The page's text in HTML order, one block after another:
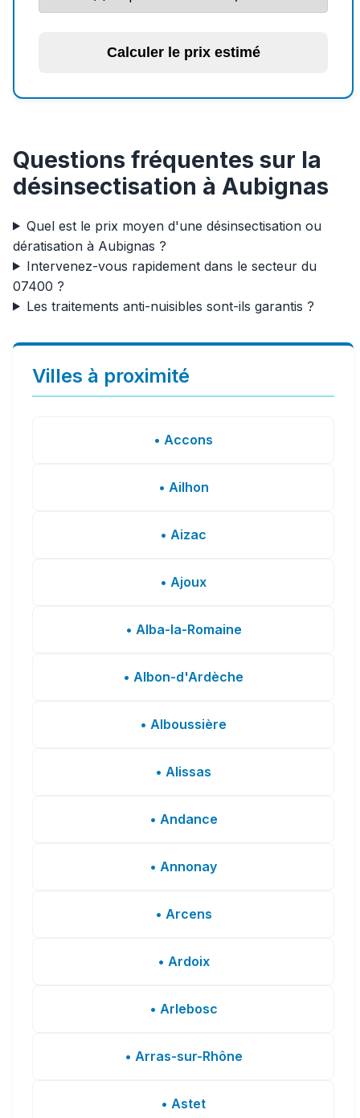
Calculer le prix estimé
Questions fréquentes sur la
désinsectisation à Aubignas
Quel est le prix moyen d'une désinsectisation ou
dératisation à Aubignas ?
Intervenez-vous rapidement dans le secteur du
07400 ?
Les traitements anti-nuisibles sont-ils garantis ?
Villes à proximité
• Accons
• Ailhon
• Aizac
• Ajoux
• Alba-la-Romaine
• Albon-d'Ardèche
• Alboussière
• Alissas
• Andance
• Annonay
• Arcens
• Ardoix
• Arlebosc
• Arras-sur-Rhône
• Astet